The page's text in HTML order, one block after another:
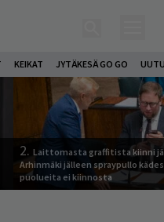
KEIKAT JYTÄKESÄ GO GO
2. Laittomasta graffitista kiinni
Arhinmäki jälleen spraypullo
puolueita ei kiinnosta